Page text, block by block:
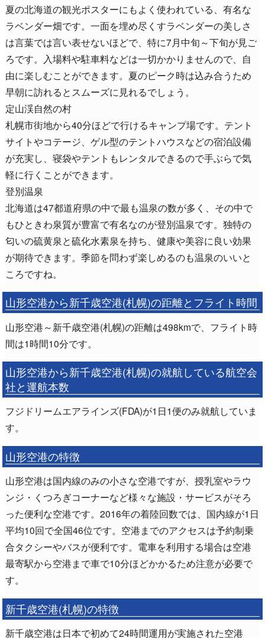
夏の北海道の観光ポスターにもよく使われている、有名な
ラベンダー畑です。一面を埋め尽くすラベンダーの美しさ
は言葉では言い表せないほどで、特に7月中旬～下旬が見ご
ろです。入場料や駐車料などは一切かかりませんので、自
由に楽しむことができます。夏のピーク時は込み合うため
早朝に訪れるとスムーズに見れるでしょう。
定山渓自然の村
札幌市街地から40分ほどで行けるキャンプ場です。テント
サイトやコテージ、ゲル型のテントハウスなどの宿泊設備
が充実し、寝袋やテントもレンタルできるので手ぶらで気
軽に行くことができます。
登別温泉
北海道は47都道府県の中で最も温泉の数が多く、その中で
もひときわ泉質が豊富で有名なのが登別温泉です。独特の
匂いの硫黄泉と硫化水素泉を持ち、健康や美容に良い効果
が期待できます。季節を問わず楽しめるのも温泉のいいと
ころですね。
山形空港から新千歳空港(札幌)の距離とフライト時間
山形空港～新千歳空港(札幌)の距離は498kmで、フライト時
間は1時間10分です。
山形空港から新千歳空港(札幌)の就航している航空会
社と運航本数
フジドリームエアラインズ(FDA)が1日1便のみ就航していま
す。
山形空港の特徴
山形空港は国内線のみの小さな空港ですが、授乳室やラウ
ンジ・くつろぎコーナーなど様々な施設・サービスがそろ
った便利な空港です。2016年の着陸回数では、国内線が1日
平均10回で全国46位です。空港までのアクセスは予約制乗
合タクシーやバスが便利です。電車を利用する場合は空港
最寄駅から空港まで車で10分ほどかかるため注意が必要で
す。
新千歳空港(札幌)の特徴
新千歳空港は日本で初めて24時間運用が実施された空港